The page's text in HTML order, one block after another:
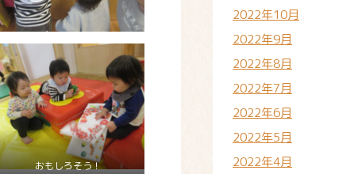
おもしろそう！
2022年10月
2022年9月
2022年8月
2022年7月
2022年6月
2022年5月
2022年4月